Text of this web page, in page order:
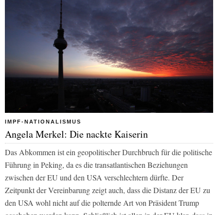
IMPF-NATIONALISMUS
Angela Merkel: Die nackte Kaiserin
Das Abkommen ist ein geopolitischer Durchbruch für die politische
Führung in Peking, da es die transatlantischen Beziehungen
zwischen der EU und den USA verschlechtern dürfte. Der
Zeitpunkt der Vereinbarung zeigt auch, dass die Distanz der EU zu
den USA wohl nicht auf die polternde Art von Präsident Trump